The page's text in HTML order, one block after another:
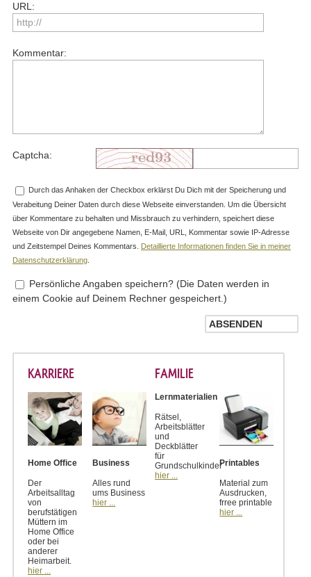
URL:
Kommentar:
Captcha:
Durch das Anhaken der Checkbox erklärst Du Dich mit der Speicherung und
Verabeitung Deiner Daten durch diese Webseite einverstanden. Um die Übersicht
über Kommentare zu behalten und Missbrauch zu verhindern, speichert diese
Webseite von Dir angegebene Namen, E-Mail, URL, Kommentar sowie IP-Adresse
und Zeitstempel Deines Kommentars. Detaillierte Informationen finden Sie in meiner
Datenschutzerklärung
Persönliche Angaben speichern? (Die Daten werden in
einem Cookie auf Deinem Rechner gespeichert.)
KARRIERE
Home Office
Der
Arbeitsalltag
von
berufstätigen
Müttern im
Home Office
oder bei
anderer
Heimarbeit.
hier ...
Business
Alles rund
ums Business
hier ...
FAMILIE
Lernmaterialien
Rätsel,
Arbeitsblätter
und
Deckblätter
für
Grundschulkinder
hier ...
Printables
Material zum
Ausdrucken,
frree printable
hier ...